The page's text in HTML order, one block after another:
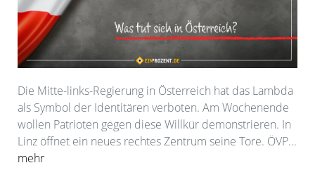
Die Mitte-links-Regierung in Österreich hat das Lambda
als Symbol der Identitären verboten. Am Wochenende
wollen Patrioten gegen diese Willkür demonstrieren. In
Linz öffnet ein neues rechtes Zentrum seine Tore. ÖVP...
mehr